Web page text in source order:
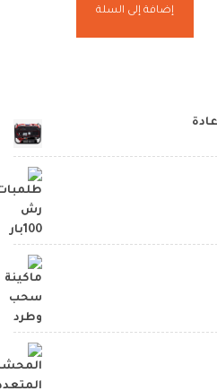
إضافة إلى السلة